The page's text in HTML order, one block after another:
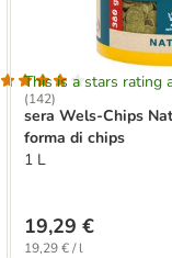
This is a stars rating
(142)
sera Wels-Chips
forma di chips
1 L
19,29 €
19,29 € / l